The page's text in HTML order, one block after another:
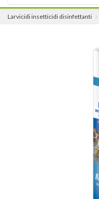
Larvicidi insetticidi disinfettanti